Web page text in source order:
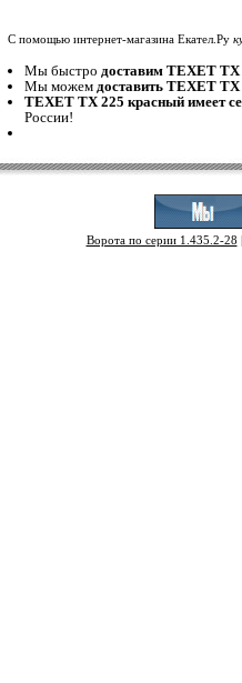
С помощью интернет-магазина Екател.Ру
Мы быстро доставим TEXET
Мы можем доставить TEXET
TEXET TX 225 красный имеет
России!
Ворота по серии 1.435.2-28